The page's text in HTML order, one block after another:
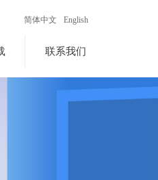
联系我们
简体中文 English